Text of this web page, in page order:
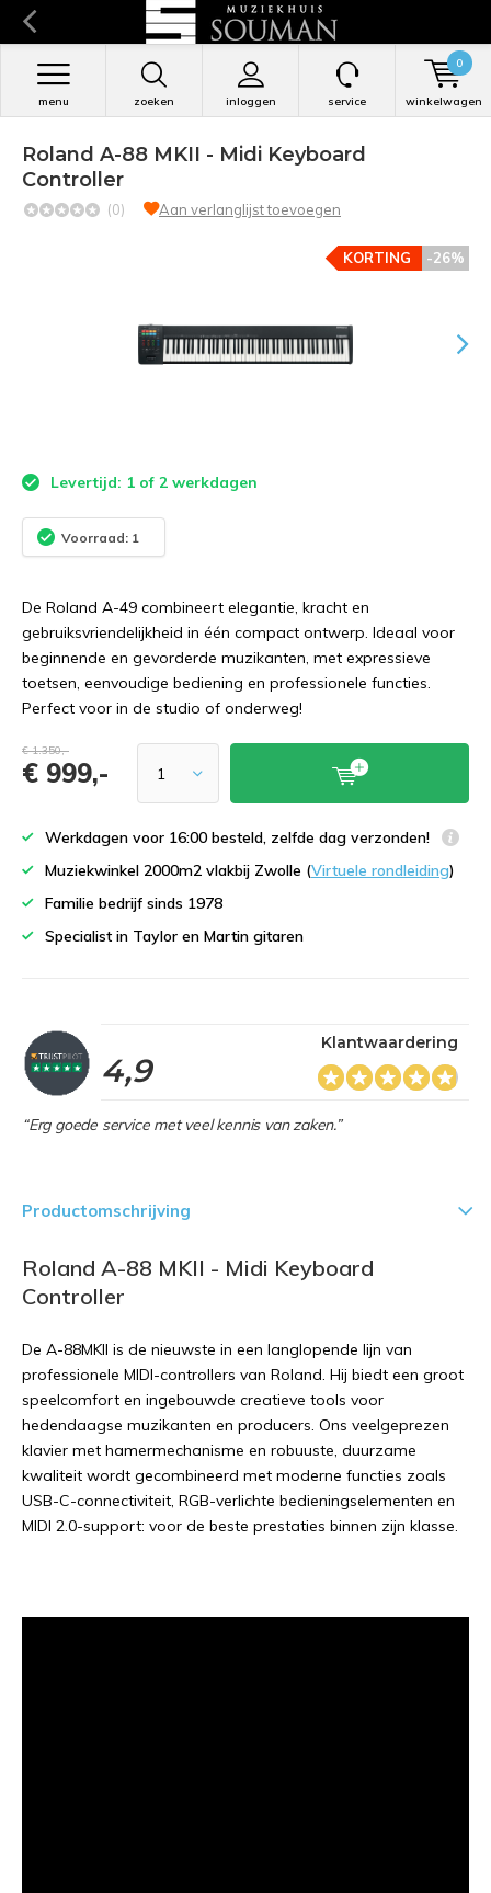
zoeken inloggen
menu service winkelwagen
0
Roland A-88 MKII - Midi Keyboard
Controller
(0) Aan verlanglijst toevoegen
-26%
KORTING
Levertijd: 1 of 2 werkdagen
Voorraad: 1
De Roland A-49 combineert elegantie, kracht en
gebruiksvriendelijkheid in één compact ontwerp. Ideaal voor
beginnende en gevorderde muzikanten, met expressieve
toetsen, eenvoudige bediening en professionele functies.
Perfect voor in de studio of onderweg!
€ 1.350,-
€ 999,-
Werkdagen voor 16:00 besteld, zelfde dag verzonden!
Muziekwinkel 2000m2 vlakbij Zwolle (Virtuele rondleiding)
Familie bedrijf sinds 1978
Specialist in Taylor en Martin gitaren
4,9
Klantwaardering
“Erg goede service met veel kennis van zaken.”
Productomschrijving
Roland A-88 MKII - Midi Keyboard
Controller
De A-88MKII is de nieuwste in een langlopende lijn van
professionele MIDI-controllers van Roland. Hij biedt een groot
speelcomfort en ingebouwde creatieve tools voor
hedendaagse muzikanten en producers. Ons veelgeprezen
klavier met hamermechanisme en robuuste, duurzame
kwaliteit wordt gecombineerd met moderne functies zoals
USB-C-connectiviteit, RGB-verlichte bedieningselementen en
MIDI 2.0-support: voor de beste prestaties binnen zijn klasse.